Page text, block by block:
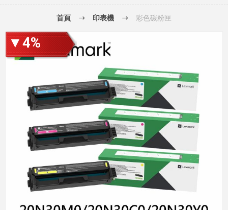
首頁 印表機 彩色碳粉匣
▼4%